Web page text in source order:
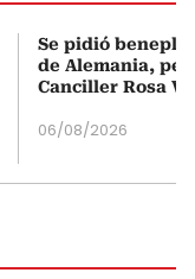
Se pidió
de Alemania,
Canciller Rosa
06/08/2026